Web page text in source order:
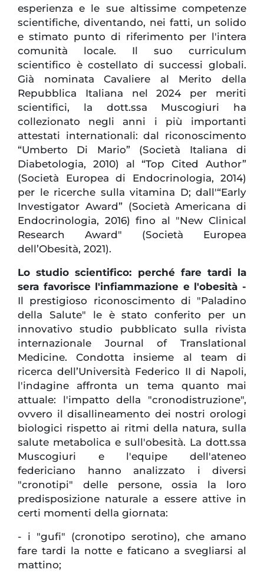
esperienza e le sue altissime competenze
scientifiche, diventando, nei fatti, un solido
e stimato punto di riferimento per l'intera
comunità locale. Il suo curriculum
scientifico è costellato di successi globali.
Già nominata Cavaliere al Merito della
Repubblica Italiana nel 2024 per meriti
scientifici, la dott.ssa Muscogiuri ha
collezionato negli anni i più importanti
attestati internationali: dal riconoscimento
“Umberto Di Mario” (Società Italiana di
Diabetologia, 2010) al “Top Cited Author”
(Società Europea di Endocrinologia, 2014)
per le ricerche sulla vitamina D; dall'“Early
Investigator Award” (Società Americana di
Endocrinologia, 2016) fino al "New Clinical
Research Award" (Società Europea
dell’Obesità, 2021).
Lo studio scientifico: perché fare tardi la
sera favorisce l'infiammazione e l'obesità -
Il prestigioso riconoscimento di "Paladino
della Salute" le è stato conferito per un
innovativo studio pubblicato sulla rivista
internazionale Journal of Translational
Medicine. Condotta insieme al team di
ricerca dell’Università Federico II di Napoli,
l'indagine affronta un tema quanto mai
attuale: l'impatto della "cronodistruzione",
ovvero il disallineamento dei nostri orologi
biologici rispetto ai ritmi della natura, sulla
salute metabolica e sull'obesità. La dott.ssa
Muscogiuri e l'equipe dell'ateneo
federiciano hanno analizzato i diversi
"cronotipi" delle persone, ossia la loro
predisposizione naturale a essere attive in
certi momenti della giornata:
- i "gufi" (cronotipo serotino), che amano
fare tardi la notte e faticano a svegliarsi al
mattino;